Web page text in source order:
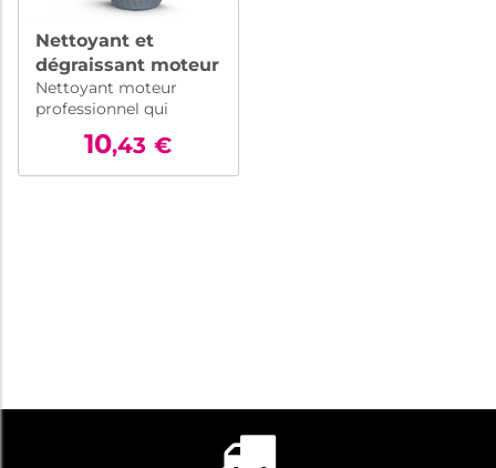
Nettoyant et
dégraissant moteur
- 750 ml
Nettoyant moteur
professionnel qui
dissout la saleté et la
graisse sans odeur
désagréable. Ne
10,43 €